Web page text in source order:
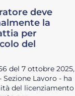
deve
la
per
del
del 7 ottobre 2025,
Sezione Lavoro - ha
del licenziamento